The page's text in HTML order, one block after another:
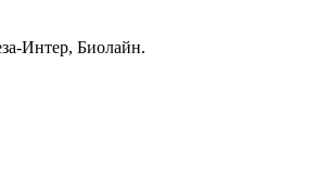
Интер, Биолайн.